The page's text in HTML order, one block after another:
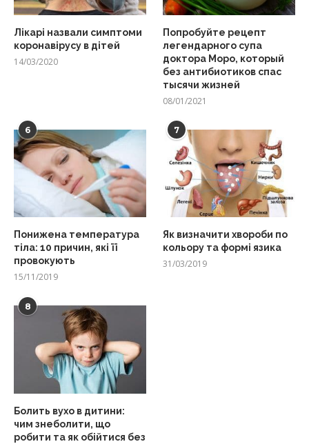
Лікарі назвали симптоми
коронавірусу в дітей
14/03/2020
Попробуйте рецепт
легендарного супа
доктора Моро, который
без антибиотиков спас
тысячи жизней
08/01/2021
6
Понижена температура
тіла: 10 причин, які її
провокують
15/11/2019
7
Як визначити хвороби по
кольору та формі язика
31/03/2019
8
Болить вухо в дитини:
чим знеболити, що
робити та як обійтися без